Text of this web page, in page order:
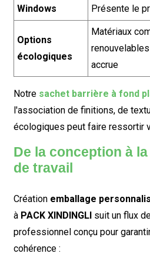
Windows Présente le
Options
écologiques
Matériaux
accrue
Notre sachet barrière à fond
l'association de finitions, de
écologiques peut faire ressortir
De la conception à
de travail
Création emballage
à PACK XINDINGLIsuit un flux
professionnel conçu pour
cohérence :